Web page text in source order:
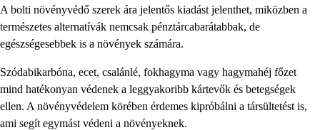
A bolti növényvédő szerek ára jelentős kiadást jelenthet, miközben a
természetes alternatívák nemcsak pénztárcabarátabbak, de
egészségesebbek is a növények számára.
Szódabikarbóna, ecet, csalánlé, fokhagyma vagy hagymahéj főzet
mind hatékonyan védenek a leggyakoribb kártevők és betegségek
ellen. A növényvédelem körében érdemes kipróbálni a társültetést is,
ami segít egymást védeni a növényeknek.